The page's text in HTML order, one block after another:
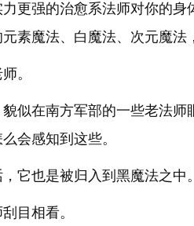
更强的治愈系法师对你的
素魔法、白魔法、次元魔
。
似在南方军部的一些老法
会感知到这些。
它也是被归入到黑魔法之中。
目相看。